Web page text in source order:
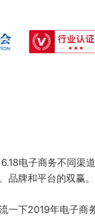
电子商务不同渠
品牌和平台的双赢
一下2019年电子